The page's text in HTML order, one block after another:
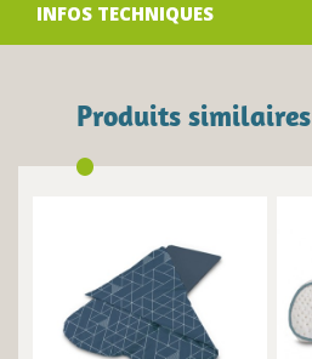
INFOS TECHNIQUES
Produits similaires